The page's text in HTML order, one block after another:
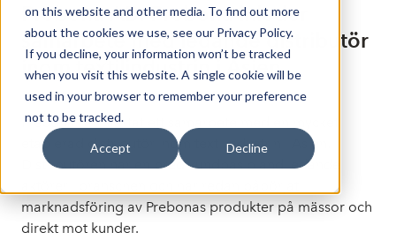
on this website and other media. To find out more
about the cookies we use, see our Privacy Policy.
If you decline, your information won’t be tracked
when you visit this website. A single cookie will be
used in your browser to remember your preference
not to be tracked.
Accept Decline
Prebona AB: Prebona inleder
samarbete med ledande distributör
inom textilindustrin i Asien
Prebona har startat ett samarbete med en mycket
etablerad distributör inom textilindustrin i Asien.
Distributören har en bred kundbas bland ledande
marknadsföring av Prebonas produkter på mässor och
direkt mot kunder.